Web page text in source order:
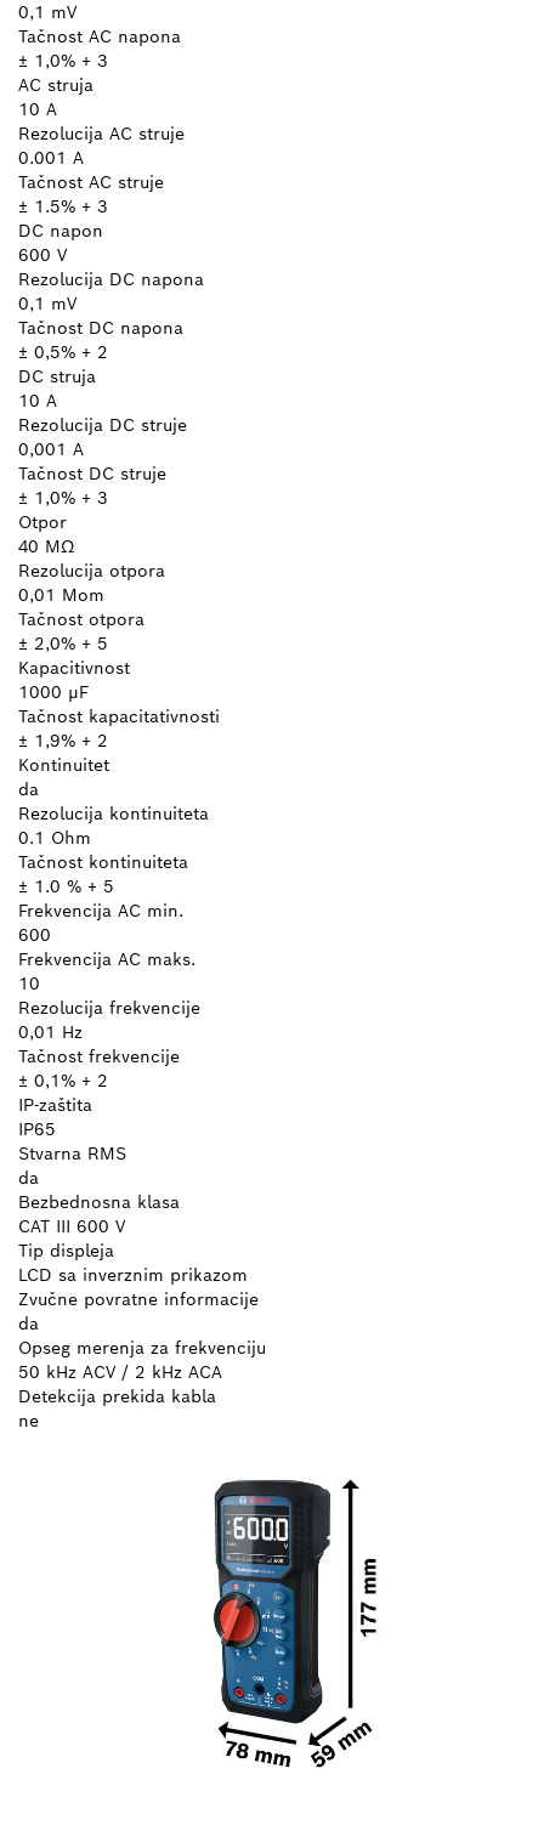
0,1 mV
Tačnost AC napona
± 1,0% + 3
AC struja
10 A
Rezolucija AC struje
0.001 A
Tačnost AC struje
± 1.5% + 3
DC napon
600 V
Rezolucija DC napona
0,1 mV
Tačnost DC napona
± 0,5% + 2
DC struja
10 A
Rezolucija DC struje
0,001 A
Tačnost DC struje
± 1,0% + 3
Otpor
40 MΩ
Rezolucija otpora
0,01 Mom
Tačnost otpora
± 2,0% + 5
Kapacitivnost
1000 µF
Tačnost kapacitativnosti
± 1,9% + 2
Kontinuitet
da
Rezolucija kontinuiteta
0.1 Ohm
Tačnost kontinuiteta
± 1.0 % + 5
Frekvencija AC min.
600
Frekvencija AC maks.
10
Rezolucija frekvencije
0,01 Hz
Tačnost frekvencije
± 0,1% + 2
IP-zaštita
IP65
Stvarna RMS
da
Bezbednosna klasa
CAT III 600 V
Tip displeja
LCD sa inverznim prikazom
Zvučne povratne informacije
da
Opseg merenja za frekvenciju
50 kHz ACV / 2 kHz ACA
Detekcija prekida kabla
ne